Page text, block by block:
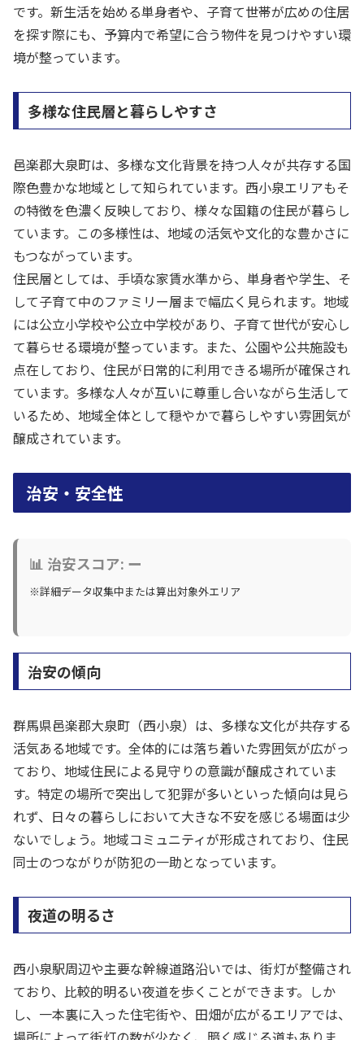
です。新生活を始める単身者や、子育て世帯が広めの住居
を探す際にも、予算内で希望に合う物件を見つけやすい環
境が整っています。
多様な住民層と暮らしやすさ
邑楽郡大泉町は、多様な文化背景を持つ人々が共存する国
際色豊かな地域として知られています。西小泉エリアもそ
の特徴を色濃く反映しており、様々な国籍の住民が暮らし
ています。この多様性は、地域の活気や文化的な豊かさに
もつながっています。
住民層としては、手頃な家賃水準から、単身者や学生、そ
して子育て中のファミリー層まで幅広く見られます。地域
には公立小学校や公立中学校があり、子育て世代が安心し
て暮らせる環境が整っています。また、公園や公共施設も
点在しており、住民が日常的に利用できる場所が確保され
ています。多様な人々が互いに尊重し合いながら生活して
いるため、地域全体として穏やかで暮らしやすい雰囲気が
醸成されています。
治安・安全性
📊 治安スコア: ー
※詳細データ収集中または算出対象外エリア
治安の傾向
群馬県邑楽郡大泉町（西小泉）は、多様な文化が共存する
活気ある地域です。全体的には落ち着いた雰囲気が広がっ
ており、地域住民による見守りの意識が醸成されていま
す。特定の場所で突出して犯罪が多いといった傾向は見ら
れず、日々の暮らしにおいて大きな不安を感じる場面は少
ないでしょう。地域コミュニティが形成されており、住民
同士のつながりが防犯の一助となっています。
夜道の明るさ
西小泉駅周辺や主要な幹線道路沿いでは、街灯が整備され
ており、比較的明るい夜道を歩くことができます。しか
し、一本裏に入った住宅街や、田畑が広がるエリアでは、